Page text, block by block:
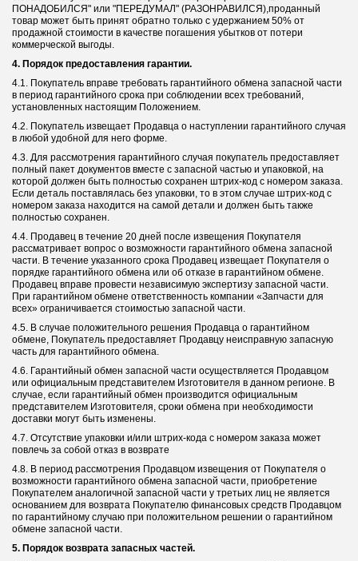
ПОНАДОБИЛСЯ" или "ПЕРЕДУМАЛ" (РАЗОНРАВИЛСЯ),проданный
товар может быть принят обратно только с удержанием 50% от
продажной стоимости в качестве погашения убытков от потери
коммерческой выгоды.
4. Порядок предоставления гарантии.
4.1. Покупатель вправе требовать гарантийного обмена запасной части
в период гарантийного срока при соблюдении всех требований,
установленных настоящим Положением.
4.2. Покупатель извещает Продавца о наступлении гарантийного случая
в любой удобной для него форме.
4.3. Для рассмотрения гарантийного случая покупатель предоставляет
полный пакет документов вместе с запасной частью и упаковкой, на
которой должен быть полностью сохранен штрих-код с номером заказа.
Если деталь поставлялась без упаковки, то в этом случае штрих-код с
номером заказа находится на самой детали и должен быть также
полностью сохранен.
4.4. Продавец в течение 20 дней после извещения Покупателя
рассматривает вопрос о возможности гарантийного обмена запасной
части. В течение указанного срока Продавец извещает Покупателя о
порядке гарантийного обмена или об отказе в гарантийном обмене.
Продавец вправе провести независимую экспертизу запасной части.
При гарантийном обмене ответственность компании «Запчасти для
всех» ограничивается стоимостью запасной части.
4.5. В случае положительного решения Продавца о гарантийном
обмене, Покупатель предоставляет Продавцу неисправную запасную
часть для гарантийного обмена.
4.6. Гарантийный обмен запасной части осуществляется Продавцом
или официальным представителем Изготовителя в данном регионе. В
случае, если гарантийный обмен производится официальным
представителем Изготовителя, сроки обмена при необходимости
доставки могут быть изменены.
4.7. Отсутствие упаковки и/или штрих-кода с номером заказа может
повлечь за собой отказ в возврате
4.8. В период рассмотрения Продавцом извещения от Покупателя о
возможности гарантийного обмена запасной части, приобретение
Покупателем аналогичной запасной части у третьих лиц не является
основанием для возврата Покупателю финансовых средств Продавцом
по гарантийному случаю при положительном решении о гарантийном
обмене запасной части.
5. Порядок возврата запасных частей.